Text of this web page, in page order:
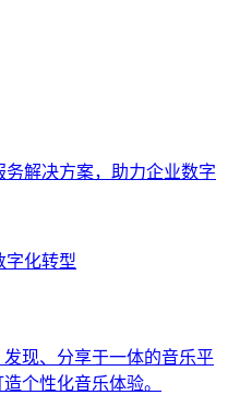
解决方案，助力企业数字
字化转型
现、分享于一体的音乐平
个性化音乐体验。